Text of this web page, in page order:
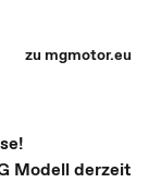
zu mgmotor.eu
Modell derzeit